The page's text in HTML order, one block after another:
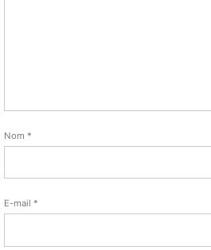
Nom *
E-mail *